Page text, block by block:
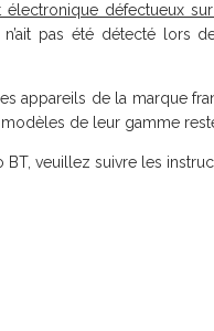
électronique défectueux
n’ait pas été détecté lors
appareils de la marque
de leur gamme
BT, veuillez suivre les